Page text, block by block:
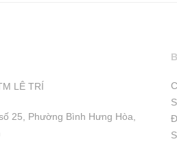
LÊ TRÍ
25, Phường Bình Hưng Hòa,